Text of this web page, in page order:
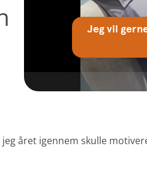
året igennem skulle